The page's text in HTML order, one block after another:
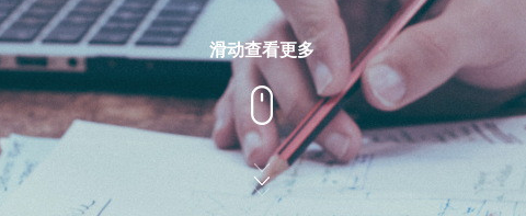
滑动查看更多